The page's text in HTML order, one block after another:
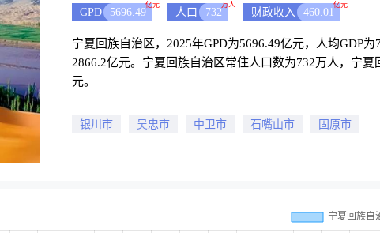
GPD 5696.49
亿元
人口 732
万人
财政收入 460.01
亿元
宁夏回族自治区，2025年GPD为5696.49亿元，人均GDP
2866.2亿元。宁夏回族自治区常住人口数为732万人，宁
元。
银川市 吴忠市 中卫市 石嘴山市 固原市